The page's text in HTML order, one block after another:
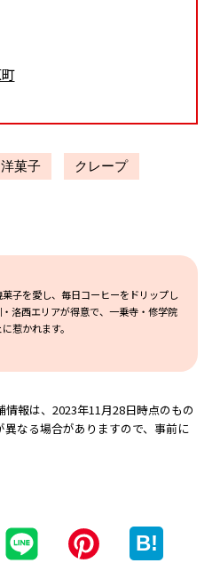
洋菓子 クレープ
子を愛し、毎日コーヒーをドリップし
洛西エリアが得意で、一乗寺・修学院
惹かれます。
報は、2023年11月28日時点のもの
なる場合がありますので、事前に
B!